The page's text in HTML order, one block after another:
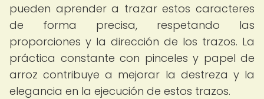
pueden aprender a trazar estos caracteres
de forma precisa, respetando las
proporciones y la dirección de los trazos. La
práctica constante con pinceles y papel de
arroz contribuye a mejorar la destreza y la
elegancia en la ejecución de estos trazos.